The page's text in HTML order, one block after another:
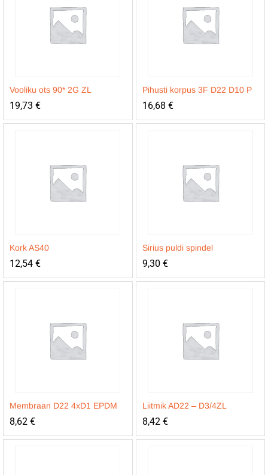
Vooliku ots 90* 2G ZL
19,73 €
Pihusti korpus 3F D22 D10 P
16,68 €
Kork AS40
12,54 €
Sirius puldi spindel
9,30 €
Membraan D22 4xD1 EPDM
8,62 €
Liitmik AD22 – D3/4ZL
8,42 €